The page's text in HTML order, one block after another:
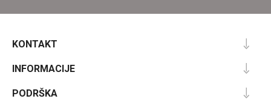
KONTAKT
INFORMACIJE
PODRŠKA